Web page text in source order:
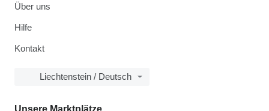
Über uns
Hilfe
Kontakt
Liechtenstein / Deutsch
Unsere Marktplätze